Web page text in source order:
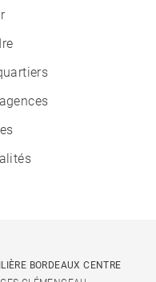
BORDEAUX CENTRE